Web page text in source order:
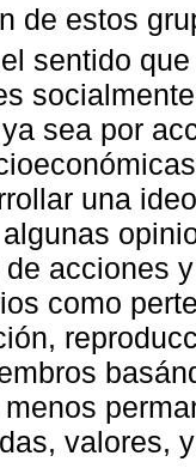
de estos
sentido
sea por
una
acciones
como
valores,